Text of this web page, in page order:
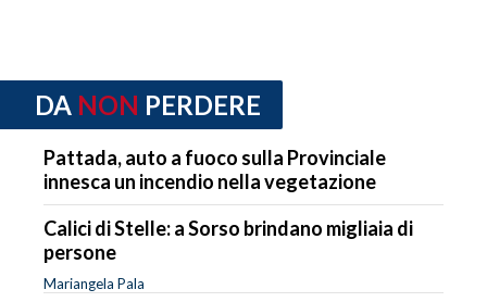
DA NON PERDERE
Pattada, auto a fuoco sulla Provinciale
innesca un incendio nella vegetazione
Calici di Stelle: a Sorso brindano migliaia di
persone
Mariangela Pala